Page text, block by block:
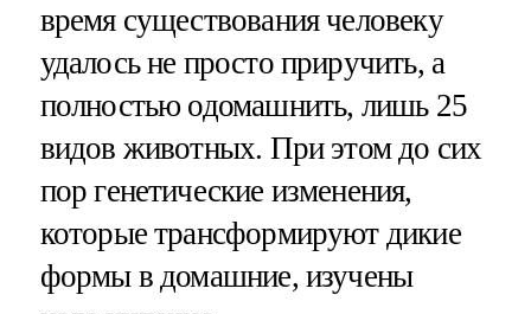
время существования человеку
удалось не просто приручить, а
полностью одомашнить, лишь 25
видов животных. При этом до сих
пор генетические изменения,
которые трансформируют дикие
формы в домашние, изучены